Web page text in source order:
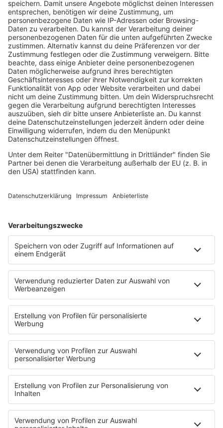
90s90s RADIO
90s90s DANCE RADIO
90s00s MILLENNIUM RADIO
Boygroups
Britpop
Clubhits
Dinnerparty
Eurodance
Grunge
Hiphop & Rap
Hiphop deutsch
House
Ibiza
Loveparade
Lovesongs
Mayday
Reggae
Rock
Sommerhits
Soul & RnB
Techno
TECHNO ESSENTIALS by Tom Wax
Trance
90s90s BW
Podcast
Pop Crimes
The Story / Loveparade
The Story / George Michael
90er Kids mit Oli.P
YouTube
90s90s DE:CODED